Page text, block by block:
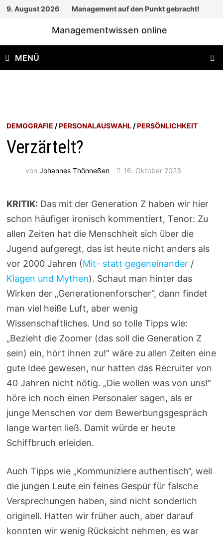
Zum
9. August 2026 Management auf den Punkt gebracht!
Managementwissen online
MENÜ
DEMOGRAFIE /PERSONALAUSWAHL /PERSÖNLICHKEIT
Verzärtelt?
vonJohannes Thönneßen 16. Oktober 2023
KRITIK: Das mit der Generation Z haben wir hier
schon häufiger ironisch kommentiert, Tenor: Zu
allen Zeiten hat die Menschheit sich über die
Jugend aufgeregt, das ist heute nicht anders als
vor 2000 Jahren (Mit- statt gegeneinander /
Klagen und Mythen). Schaut man hinter das
Wirken der „Generationenforscher“, dann findet
man viel heiße Luft, aber wenig
Wissenschaftliches. Und so tolle Tipps wie:
„Bezieht die Zoomer (das soll die Generation Z
sein) ein, hört ihnen zu!“ wäre zu allen Zeiten eine
gute Idee gewesen, nur hatten das Recruiter von
40 Jahren nicht nötig. „Die wollen was von uns!“
höre ich noch einen Personaler sagen, als er
junge Menschen vor dem Bewerbungsgespräch
lange warten ließ. Damit würde er heute
Schiffbruch erleiden.
Auch Tipps wie „Kommuniziere authentisch“, weil
die jungen Leute ein feines Gespür für falsche
Versprechungen haben, sind nicht sonderlich
originell. Hatten wir früher auch, aber darauf
konnten wir wenig Rücksicht nehmen, es war